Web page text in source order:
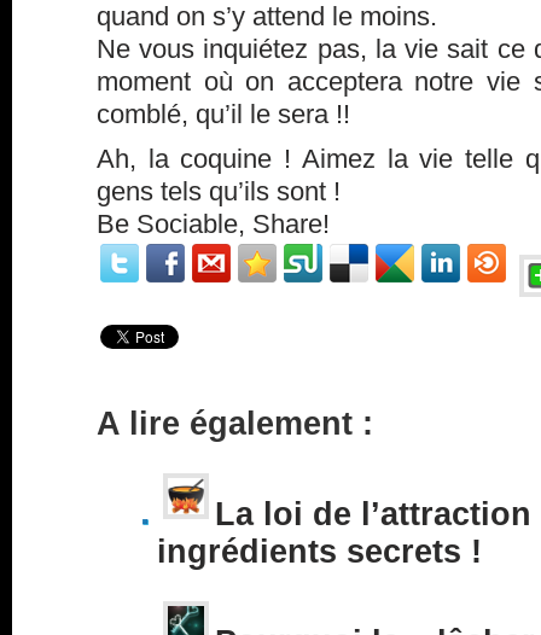
quand on s’y attend le moins.
Ne vous inquiétez pas, la vie sait ce
moment où on acceptera notre vie
comblé, qu’il le sera !!
Ah, la coquine ! Aimez la vie telle
gens tels qu’ils sont !
Be Sociable, Share!
A lire également :
La loi de l’attraction
ingrédients secrets !